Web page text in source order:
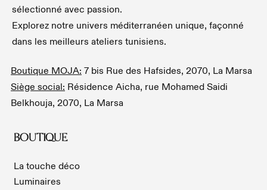
sélectionné avec passion.
Explorez notre univers méditerranéen unique, façonné
dans les meilleurs ateliers tunisiens.
Boutique MOJA: 7 bis Rue des Hafsides, 2070, La Marsa
Siège social: Résidence Aicha, rue Mohamed Saidi
Belkhouja, 2070, La Marsa
BOUTIQUE
La touche déco
Luminaires